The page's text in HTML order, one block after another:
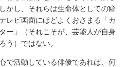
かし、それらは生命体としての癖
レビ画面にほどよくおさまる「カ
ー」（それこそが、芸能人が自身
う）ではない。
で活動している俳優であれば、何